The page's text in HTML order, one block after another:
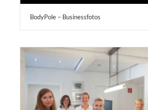
BodyPole – Businessfotos